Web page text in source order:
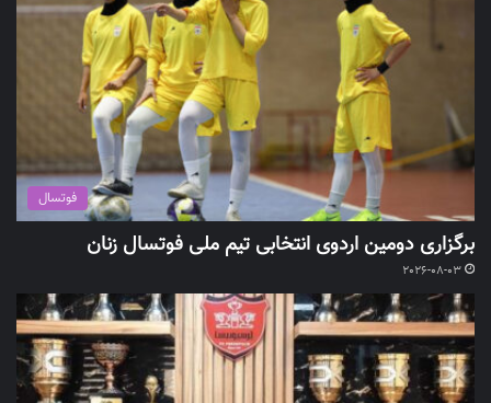
فوتسال
برگزاری دومین اردوی انتخابی تیم ملی فوتسال زنان
2026-08-03